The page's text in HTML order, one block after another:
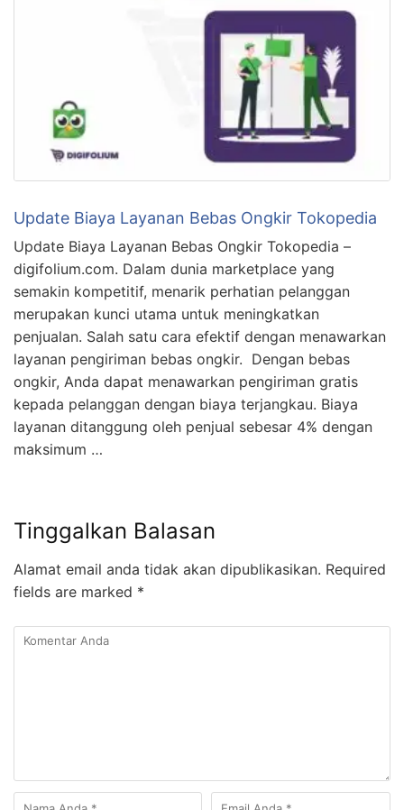
Update Biaya Layanan Bebas Ongkir Tokopedia
Update Biaya Layanan Bebas Ongkir Tokopedia –
digifolium.com. Dalam dunia marketplace yang
semakin kompetitif, menarik perhatian pelanggan
merupakan kunci utama untuk meningkatkan
penjualan. Salah satu cara efektif dengan menawarkan
layanan pengiriman bebas ongkir. Dengan bebas
ongkir, Anda dapat menawarkan pengiriman gratis
kepada pelanggan dengan biaya terjangkau. Biaya
layanan ditanggung oleh penjual sebesar 4% dengan
maksimum …
Tinggalkan Balasan
Alamat email anda tidak akan dipublikasikan. Required
fields are marked *